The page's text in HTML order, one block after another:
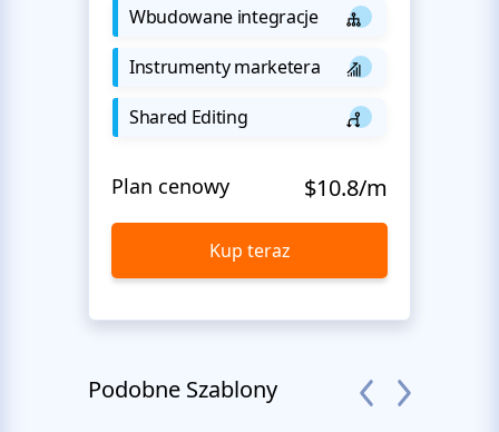
Wbudowane integracje
Instrumenty marketera
Shared Editing
Plan cenowy $10.8/m
Kup teraz
Podobne Szablony